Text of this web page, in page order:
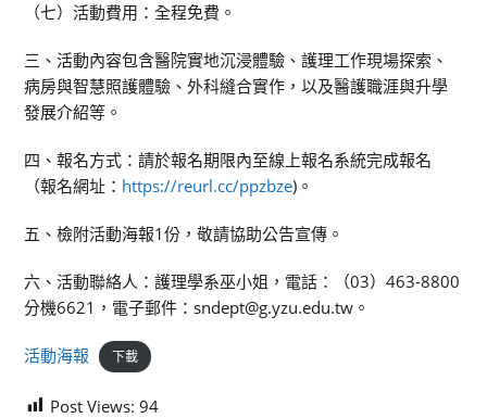
（七）活動費用：全程免費。
三、活動內容包含醫院實地沉浸體驗、護理工作現場探索、
病房與智慧照護體驗、外科縫合實作，以及醫護職涯與升學
發展介紹等。
四、報名方式：請於報名期限內至線上報名系統完成報名
（報名網址： https://reurl.cc/ppzbze)。
五、檢附活動海報1份，敬請協助公告宣傳。
六、活動聯絡人：護理學系巫小姐，電話：（03）463-8800
分機6621，電子郵件：sndept@g.yzu.edu.tw。
活動海報 下載
Post Views: 94